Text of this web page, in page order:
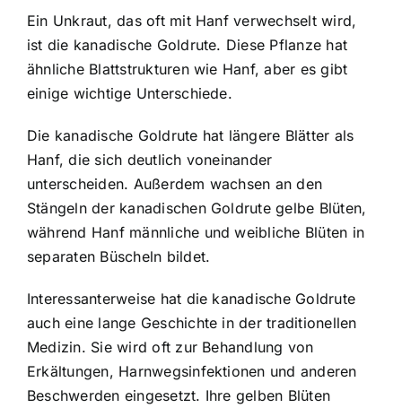
Ein Unkraut, das oft mit Hanf verwechselt wird,
ist die kanadische Goldrute. Diese Pflanze hat
ähnliche Blattstrukturen wie Hanf, aber es gibt
einige wichtige Unterschiede.
Die kanadische Goldrute hat längere Blätter als
Hanf, die sich deutlich voneinander
unterscheiden. Außerdem wachsen an den
Stängeln der kanadischen Goldrute gelbe Blüten,
während Hanf männliche und weibliche Blüten in
separaten Büscheln bildet.
Interessanterweise hat die kanadische Goldrute
auch eine lange Geschichte in der traditionellen
Medizin. Sie wird oft zur Behandlung von
Erkältungen, Harnwegsinfektionen und anderen
Beschwerden eingesetzt. Ihre gelben Blüten